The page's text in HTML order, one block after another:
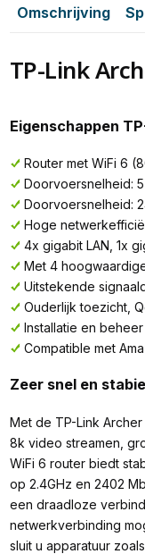
Omschrijving
TP-Link
Eigenschappen
Router met WiFi 6
Doorvoersnelheid:
Doorvoersnelheid:
Hoge
4x gigabit LAN, 1x
Met 4
Uitstekende
Ouderlijk toezicht,
Installatie en
Compatible met
Zeer snel en
Met de TP-Link
8k video streamen,
WiFi 6 router biedt
op 2.4GHz en 2402
een draadloze
netwerkverbinding
sluit u apparatuur